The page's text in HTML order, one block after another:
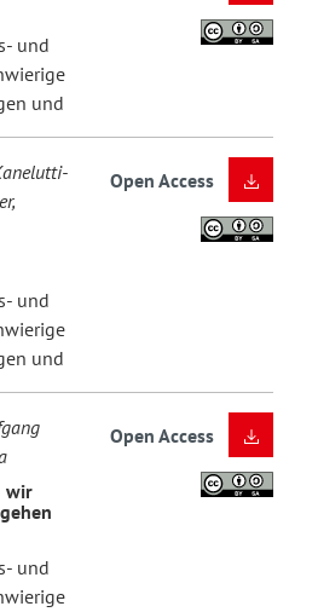
und
und
und
und
Open Access
wir
und
Open Access